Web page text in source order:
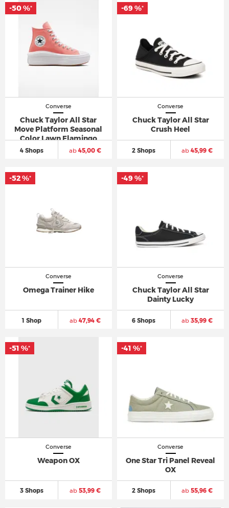
Converse
Chuck Taylor All Star
Move Platform Seasonal
Color Lawn Flamingo
4 Shops ab45,00 €
-50 %*
Converse
Chuck Taylor All Star
Crush Heel
2 Shops ab 45,99 €
-69 %*
Converse
Omega Trainer Hike
1 Shop ab47,94 €
-52 %*
Converse
Chuck Taylor All Star
Dainty Lucky
6 Shops ab 35,99 €
-49 %*
Converse
Weapon OX
3 Shops ab53,99 €
-51 %*
Converse
One Star Tri Panel Reveal
OX
2 Shops ab 55,96 €
-41 %*